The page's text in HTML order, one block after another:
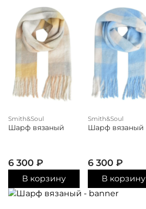
Smith&Soul
Шарф вязаный
6 300 ₽
В корзину
Smith&Soul
Шарф вязаный
6 300 ₽
В корзину